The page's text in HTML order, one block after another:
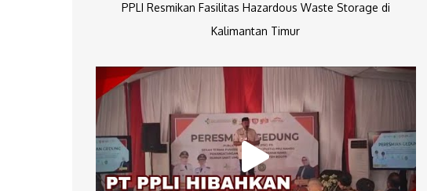
PPLI Resmikan Fasilitas Hazardous Waste Storage di
Kalimantan Timur